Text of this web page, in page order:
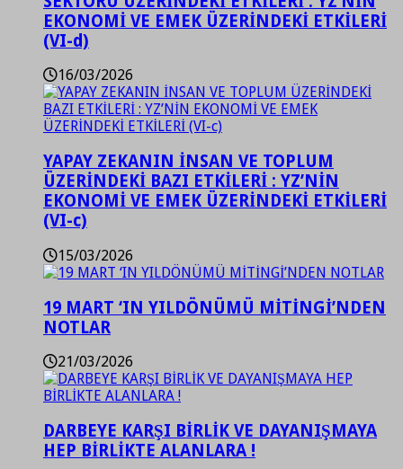
EKONOMİ VE EMEK ÜZERİNDEKİ ETKİLERİ
(VI-d)
16/03/2026
YAPAY ZEKANIN İNSAN VE TOPLUM
ÜZERİNDEKİ BAZI ETKİLERİ : YZ’NİN
EKONOMİ VE EMEK ÜZERİNDEKİ ETKİLERİ
(VI-c)
15/03/2026
19 MART ‘IN YILDÖNÜMÜ MİTİNGİ’NDEN
NOTLAR
21/03/2026
DARBEYE KARŞI BİRLİK VE DAYANIŞMAYA
HEP BİRLİKTE ALANLARA !